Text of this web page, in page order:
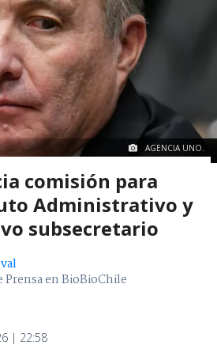
AGENCIA UNO.
comisión para
Administrativo y
subsecretario
Prensa en BioBioChile
| 22:58